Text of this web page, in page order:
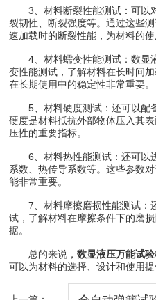
3、材料断裂性能测试：可以
裂韧性、断裂强度等。通过这些
速加载时的断裂性能，为材料的使
4、材料蠕变性能测试：数显
变性能测试，了解材料在长时间
在长期使用中的稳定性非常重要。
5、材料硬度测试：还可以配备
硬度是材料抵抗外部物体压入其
压性的重要指标。
6、材料热性能测试：还可以
系数、热传导系数等。这些参数
能非常重要。
7、材料摩擦磨损性能测试：
试，了解材料在摩擦条件下的磨
据。
总的来说，数显液压万能试
可以为材料的选择、设计和使用提